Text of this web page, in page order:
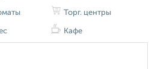
Торг. центры
Кафе